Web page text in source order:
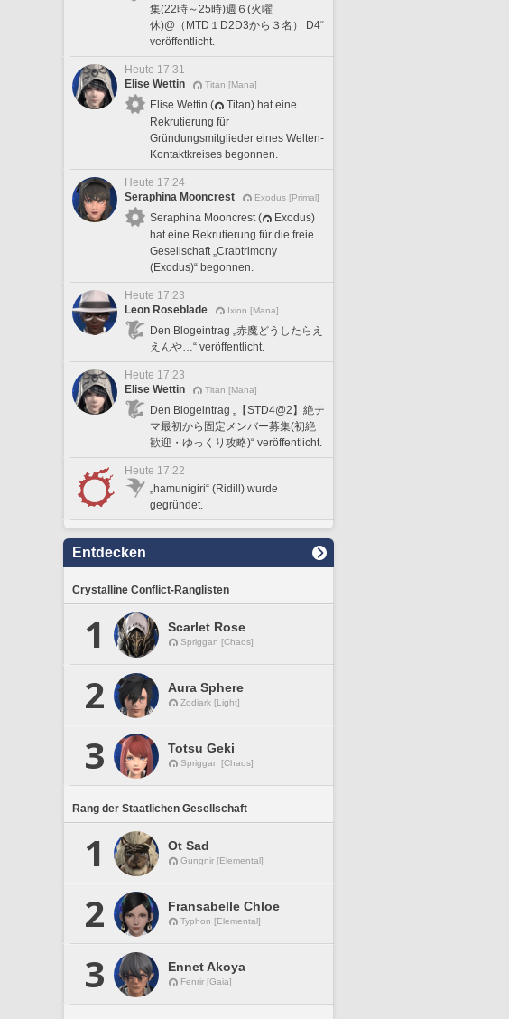
集(22時～25時)週６(火曜
休)@（MTD１D2D3から３名） D4“
veröffentlicht.
Heute 17:31
Elise Wettin
Titan [Mana]
Elise Wettin (
Titan) hat eine
Rekrutierung für
Gründungsmitglieder eines Welten-
Kontaktkreises begonnen.
Heute 17:24
Seraphina Mooncrest
Exodus [Primal]
Seraphina Mooncrest (
Exodus)
hat eine Rekrutierung für die freie
Gesellschaft „Crabtrimony
(Exodus)“ begonnen.
Heute 17:23
Leon Roseblade
Ixion [Mana]
Den Blogeintrag „赤魔どうしたらえ
えんや…“ veröffentlicht.
Heute 17:23
Elise Wettin
Titan [Mana]
Den Blogeintrag „【STD4@2】絶テ
マ最初から固定メンバー募集(初絶
歓迎・ゆっくり攻略)“ veröffentlicht.
Heute 17:22
„hamunigiri“ (Ridill) wurde
gegründet.
Entdecken
Crystalline Conflict-Ranglisten
1 Scarlet Rose
Spriggan [Chaos]
2 Aura Sphere
Zodiark [Light]
3 Totsu Geki
Spriggan [Chaos]
Rang der Staatlichen Gesellschaft
1 Ot Sad
Gungnir [Elemental]
2 Fransabelle Chloe
Typhon [Elemental]
3 Ennet Akoya
Fenrir [Gaia]